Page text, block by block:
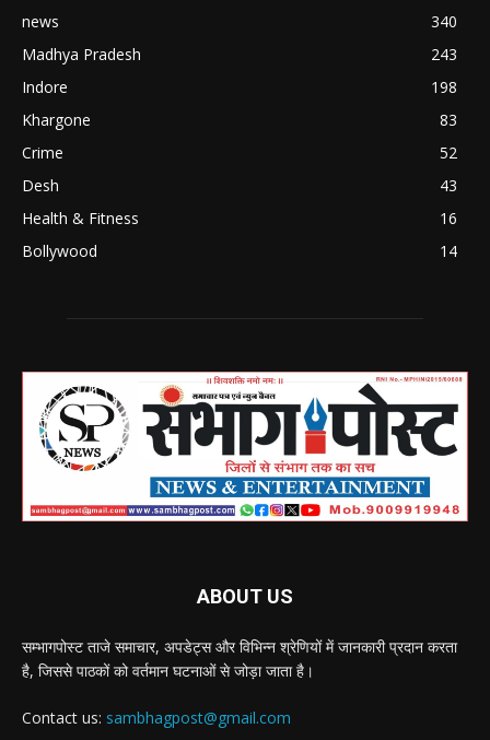
news
340
Madhya Pradesh
243
Indore
198
Khargone
83
Crime
52
Desh
43
Health & Fitness
16
Bollywood
14
ABOUT US
सम्भागपोस्ट ताजे समाचार, अपडेट्स और विभिन्न श्रेणियों में जानकारी प्रदान करता
है, जिससे पाठकों को वर्तमान घटनाओं से जोड़ा जाता है।
Contact us: sambhagpost@gmail.com